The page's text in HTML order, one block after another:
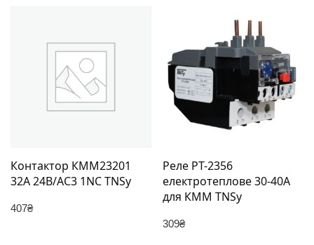
Контактор КММ23201
32А 24В/АС3 1NC TNSy
407₴
Реле РТ-2356
електротеплове 30-40А
для КММ TNSy
309₴